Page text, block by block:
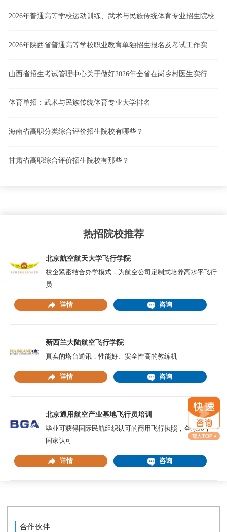
2026年普通高等学校运动训练、武术与民族传统体育专业招生院校
2026年陕西省普通高等学校职业教育单独招生报名及考试工作实施办法
山西省招生考试管理中心关于做好2026年全省在岗乡村医生实行高职院校单独招生工作的通知
体育单招：武术与民族传统体育专业大学排名
海南省高职分类综合评价招生院校有哪些？
甘肃省高职综合评价招生院校有那些？
热招院校推荐
北京航空航天大学飞行学院
校企紧密结合办学模式，为航空公司定制式培养高水平飞行
员
详情 咨询
新西兰大陆航空飞行学院
真实的塔台通讯，性能好、安全性高的教练机
详情 咨询
北京通用航空产业基地飞行员培训
毕业可获得国际民航组织认可的商用飞行执照，全球90个
国家认可
详情 咨询
合作伙伴